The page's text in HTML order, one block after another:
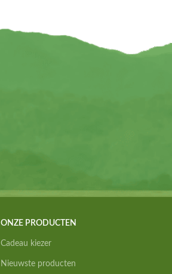
ONZE PRODUCTEN
Cadeau kiezer
Nieuwste producten